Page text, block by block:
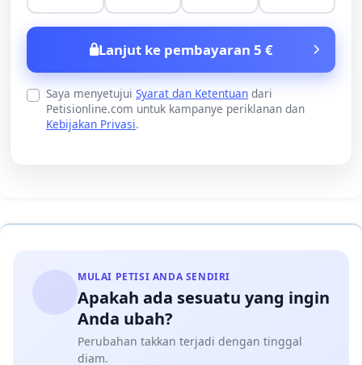
Lanjut ke pembayaran 5 €
Saya menyetujui Syarat dan Ketentuan dari
Petisionline.com untuk kampanye periklanan dan
Kebijakan Privasi.
MULAI PETISI ANDA SENDIRI
Apakah ada sesuatu yang ingin
Anda ubah?
Perubahan takkan terjadi dengan tinggal
diam.